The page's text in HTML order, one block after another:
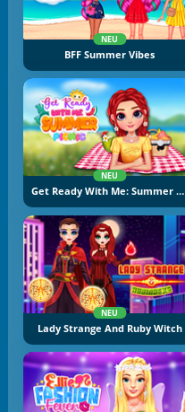
NEU
BFF Summer Vibes
NEU
Get Ready With Me: Summer Picnic
NEU
Lady Strange And Ruby Witch